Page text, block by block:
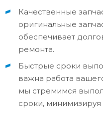
Качественные
оригинальные
обеспечивает
ремонта.
Быстрые сроки
важна работа
мы стремимся
сроки, минимизируя